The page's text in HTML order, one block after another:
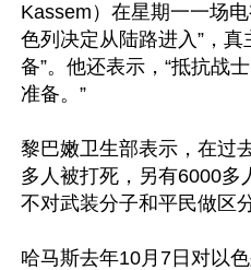
Kassem）在星期一一场
色列决定从陆路进入”，真
备”。他还表示，“抵抗战
准备。”
黎巴嫩卫生部表示，在过
多人被打死，另有6000多
不对武装分子和平民做区分
哈马斯去年10月7日对以